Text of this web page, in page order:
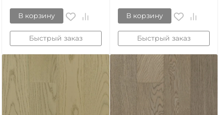
В корзину
Быстрый заказ
В корзину
Быстрый заказ